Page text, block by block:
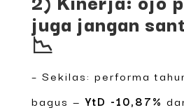
juga jangan
📉
– Sekilas: performa
bagus —YtD -10,87%